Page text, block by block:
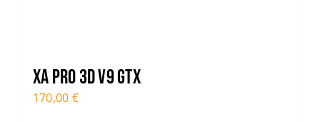
XA PRO 3D V9 GTX
170,00 €